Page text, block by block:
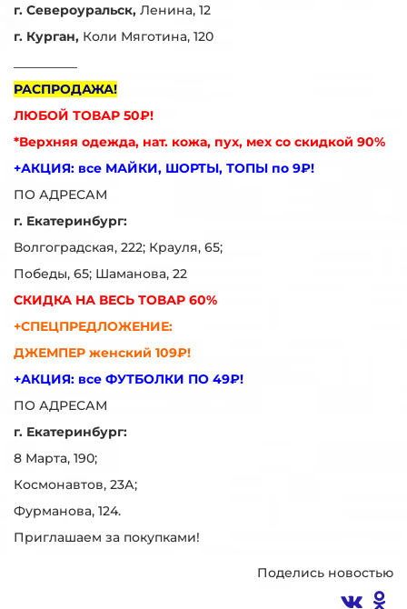
г. Североуральск, Ленина, 12
г. Курган, Коли Мяготина, 120
РАСПРОДАЖА!
ЛЮБОЙ ТОВАР 50₽!
*Верхняя одежда, нат. кожа, пух, мех со скидкой 90%
+АКЦИЯ: все МАЙКИ, ШОРТЫ, ТОПЫ по 9₽!
ПО АДРЕСАМ
г. Екатеринбург:
Волгоградская, 222; Крауля, 65;
Победы, 65; Шаманова, 22
СКИДКА НА ВЕСЬ ТОВАР 60%
+СПЕЦПРЕДЛОЖЕНИЕ:
ДЖЕМПЕР женский 109₽!
+АКЦИЯ: все ФУТБОЛКИ ПО 49₽!
ПО АДРЕСАМ
г. Екатеринбург:
8 Марта, 190;
Космонавтов, 23А;
Фурманова, 124.
Приглашаем за покупками!
Поделись новостью